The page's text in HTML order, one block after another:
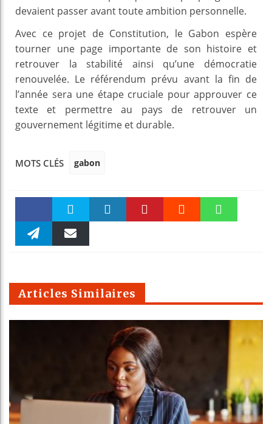
devaient passer avant toute ambition personnelle.
Avec ce projet de Constitution, le Gabon espère
tourner une page importante de son histoire et
retrouver la stabilité ainsi qu’une démocratie
renouvelée. Le référendum prévu avant la fin de
l’année sera une étape cruciale pour approuver ce
texte et permettre au pays de retrouver un
gouvernement légitime et durable.
MOTS CLÉS gabon
Faceboo Twitter
m
Articles Similaires